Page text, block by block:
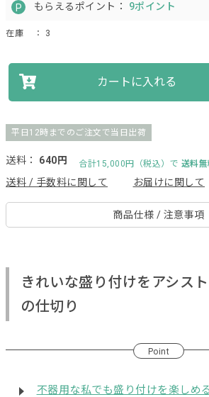
もらえるポイント： 9ポイント
在庫 ： 3
カートに入れる
平日12時までのご注文で当日出荷
送料： 640円 合計15,000円（税込）で 送料無
送料 / 手数料に関して お届けに関して
商品仕様 / 注意事項
きれいな盛り付けをアシス
の仕切り
Point
不器用な私でも盛り付けを楽しめる